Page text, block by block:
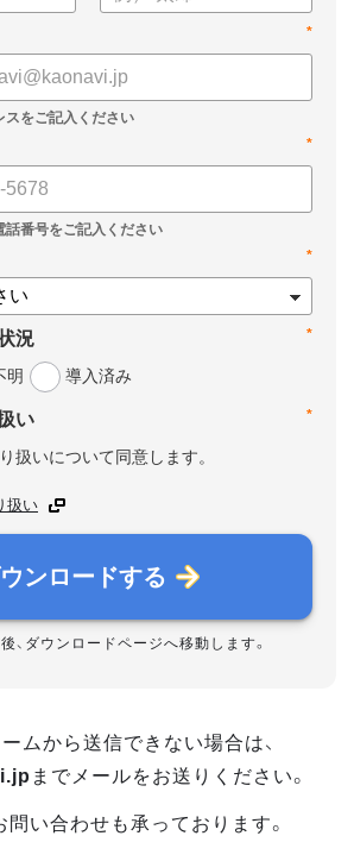
*
*
*
*
況
明 導入済み
*
い
扱いについて同意します。
扱い
ンロードする
、ダウンロードページへ移動します。
ムから送信できない場合は、
までメールをお送りください。
い合わせも承っております。